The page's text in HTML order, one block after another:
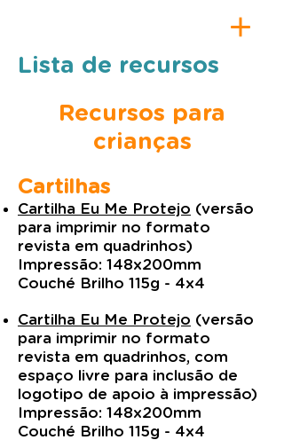
Lista de recursos
Recursos para
crianças
Cartilhas
Cartilha Eu Me Protejo (versão
para imprimir no formato
revista em quadrinhos)
Impressão: 148x200mm
Couché Brilho 115g - 4x4
Cartilha Eu Me Protejo (versão
para imprimir no formato
revista em quadrinhos, com
espaço livre para inclusão de
logotipo de apoio à impressão)
Impressão: 148x200mm
Couché Brilho 115g - 4x4